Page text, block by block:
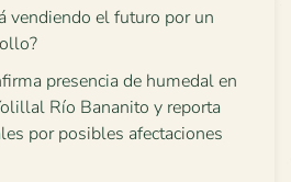
vendiendo el futuro por un
presencia de humedal en
Río Bananito y reporta
por posibles afectaciones